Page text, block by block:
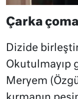
Çarka
Dizide
Okutulmayıp
Meryem